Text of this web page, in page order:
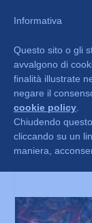
Informativa
Questo sito o gli
avvalgono di
finalità illustrate
negare il
cookie policy.
Chiudendo
cliccando su un
maniera,